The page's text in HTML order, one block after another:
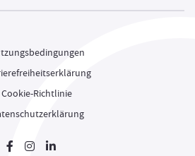
Cookie-Richtlinie
Neues Fenster
Neues Fenster
Neues Fenster